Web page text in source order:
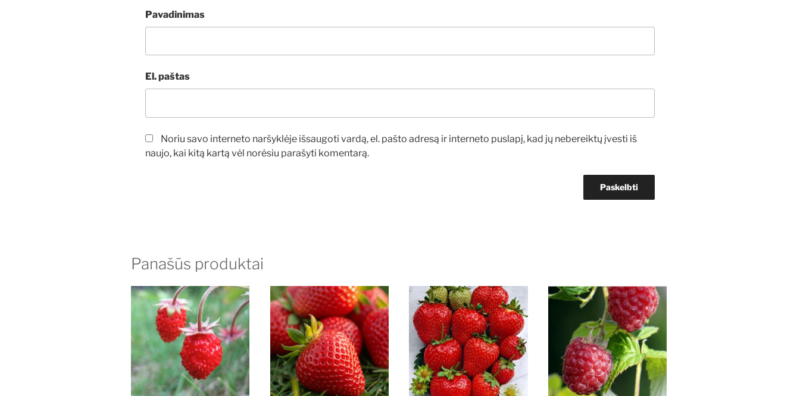
Pavadinimas
El. paštas
Noriu savo interneto naršyklėje išsaugoti vardą, el. pašto adresą ir interneto puslapį, kad jų nebereiktų įvesti iš
naujo, kai kitą kartą vėl norėsiu parašyti komentarą.
Panašūs produktai